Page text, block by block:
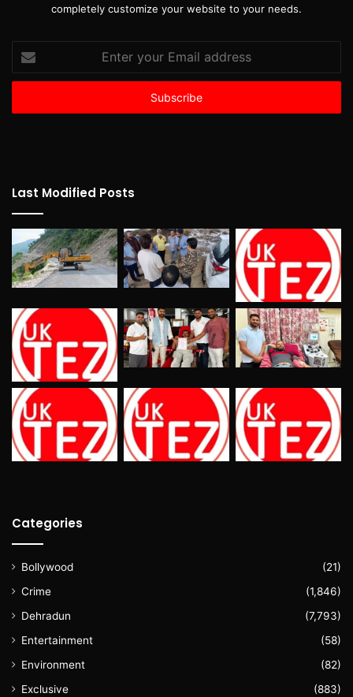
completely customize your website to your needs.
your
Email
Last Modified Posts
Categories
Bollywood
(21)
Crime
(1,846)
Dehradun
(7,793)
Entertainment
(58)
Environment
(82)
Exclusive
(883)